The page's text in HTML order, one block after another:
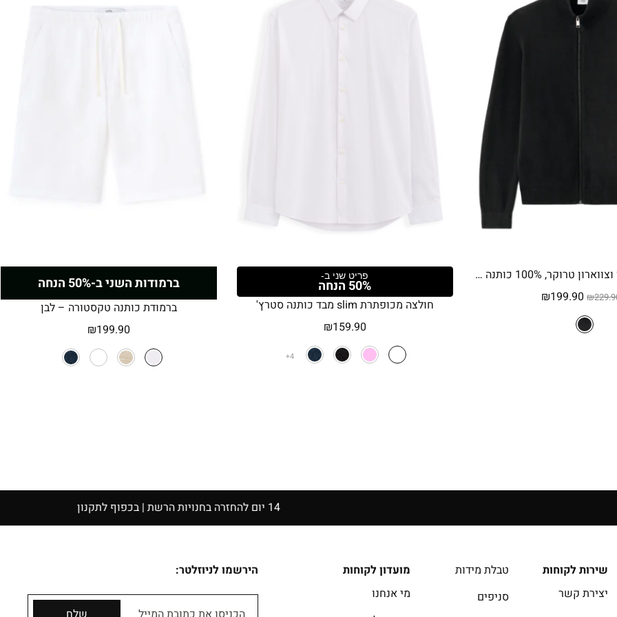
קרדיגן עם רוכסן וצווארון טרוקר, 100% כותנה – שחור
₪ המחיר
המקורי
היה:
₪199.90 המחיר
פריט שני ב-
50% הנחה
חולצה מכופתרת slim מבד כותנה סטרץ'
₪159.90
4
ברמודות השני ב-50% הנחה
ברמודת כותנה טקסטורה – לבן
₪199.90
שירות לקוחות
יצירת קשר
טבלת מידות
סניפים
מועדון לקוחות
מי אנחנו
הירשמו לניוזלטר: